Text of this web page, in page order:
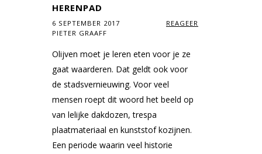
HERENPAD
6 SEPTEMBER 2017
REAGEER
PIETER GRAAFF
Olijven moet je leren eten voor je ze
gaat waarderen. Dat geldt ook voor
de stadsvernieuwing. Voor veel
mensen roept dit woord het beeld op
van lelijke dakdozen, trespa
plaatmateriaal en kunststof kozijnen.
Een periode waarin veel historie